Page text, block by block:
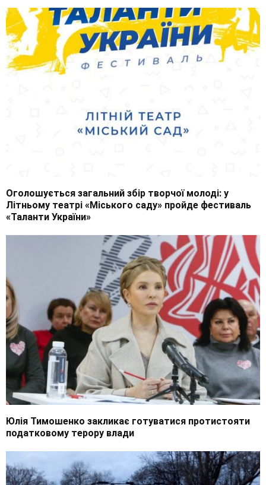
Оголошується загальний збір творчої молоді: у
Літньому театрі «Міського саду» пройде фестиваль
«Таланти України»
Юлія Тимошенко закликає готуватися протистояти
податковому терору влади